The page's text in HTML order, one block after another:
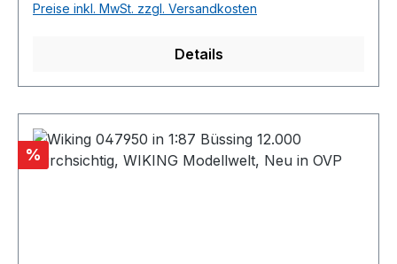
Preise inkl. MwSt. zzgl. Versandkosten
Details
Rabatt
%